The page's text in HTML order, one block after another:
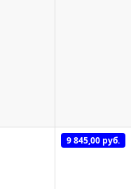
9 845,00 руб.